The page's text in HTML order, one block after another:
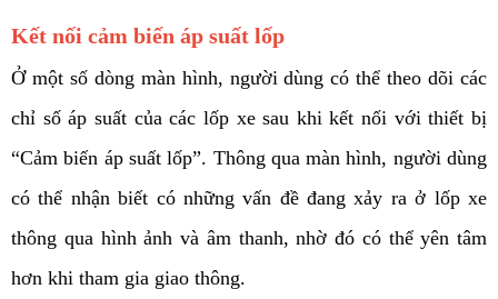
Kết nối cảm biến áp suất lốp
Ở một số dòng màn hình, người dùng có thể theo dõi các
chỉ số áp suất của các lốp xe sau khi kết nối với thiết bị
“Cảm biến áp suất lốp”. Thông qua màn hình, người dùng
có thể nhận biết có những vấn đề đang xảy ra ở lốp xe
thông qua hình ảnh và âm thanh, nhờ đó có thể yên tâm
hơn khi tham gia giao thông.